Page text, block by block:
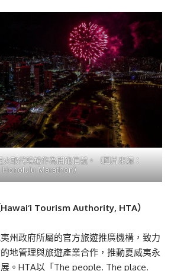
取代鳴槍作為開跑信號。（圖片來源：
Honolulu Marathon）
Tourism Authority, HTA）
州政府所屬的官方旅遊推廣機構，致力
地管理與旅遊產業合作，推動夏威夷永
。HTA以「The people. The place.